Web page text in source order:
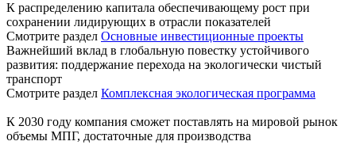
К распределению капитала обеспечивающему рост при
сохранении лидирующих в отрасли показателей
Смотрите раздел Основные инвестиционные проекты
Важнейший вклад в глобальную повестку устойчивого
развития: поддержание перехода на экологически чистый
транспорт
Смотрите раздел Комплексная экологическая программа
К 2030 году компания сможет поставлять на мировой рынок
объемы МПГ, достаточные для производства